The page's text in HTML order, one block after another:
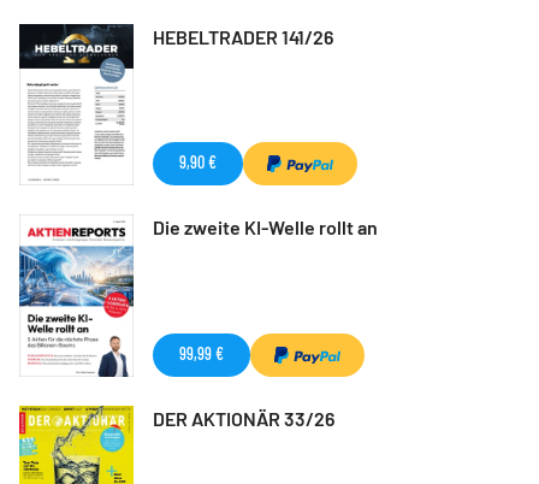
HEBELTRADER 141/26
9,90 €
Die zweite KI-Welle rollt an
99,99 €
DER AKTIONÄR 33/26